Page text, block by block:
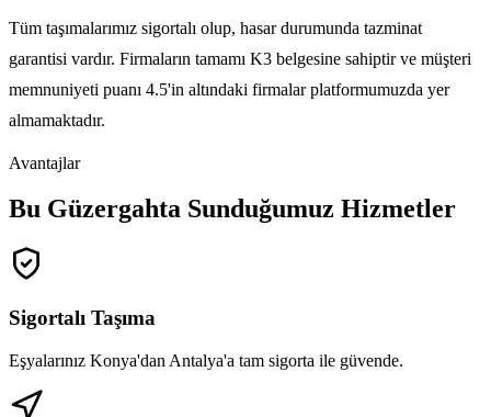
Tüm taşımalarımız sigortalı olup, hasar durumunda tazminat
garantisi vardır. Firmaların tamamı K3 belgesine sahiptir ve müşteri
memnuniyeti puanı 4.5'in altındaki firmalar platformumuzda yer
almamaktadır.
Avantajlar
Bu Güzergahta Sunduğumuz Hizmetler
Sigortalı Taşıma
Eşyalarınız Konya'dan Antalya'a tam sigorta ile güvende.